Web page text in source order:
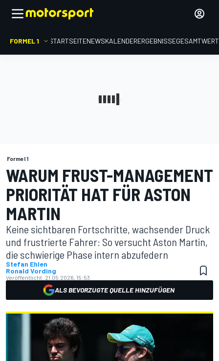
FORMEL 1 STARTSEITENEWSKALENDERERGEBNISSE
Formel 1
WARUM FRUST-MANAGEMENT
PRIORITÄT HAT FÜR ASTON
MARTIN
Keine sichtbaren Fortschritte, wachsender Druck
und frustrierte Fahrer: So versucht Aston Martin,
die schwierige Phase intern abzufedern
Stefan Ehlen
Ronald Vording
Veröffentlicht: 21.05.2026, 15:53
ALS BEVORZUGTE QUELLE HINZUFÜGEN